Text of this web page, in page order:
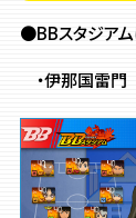
●BBスタジアム
・伊那国雷門